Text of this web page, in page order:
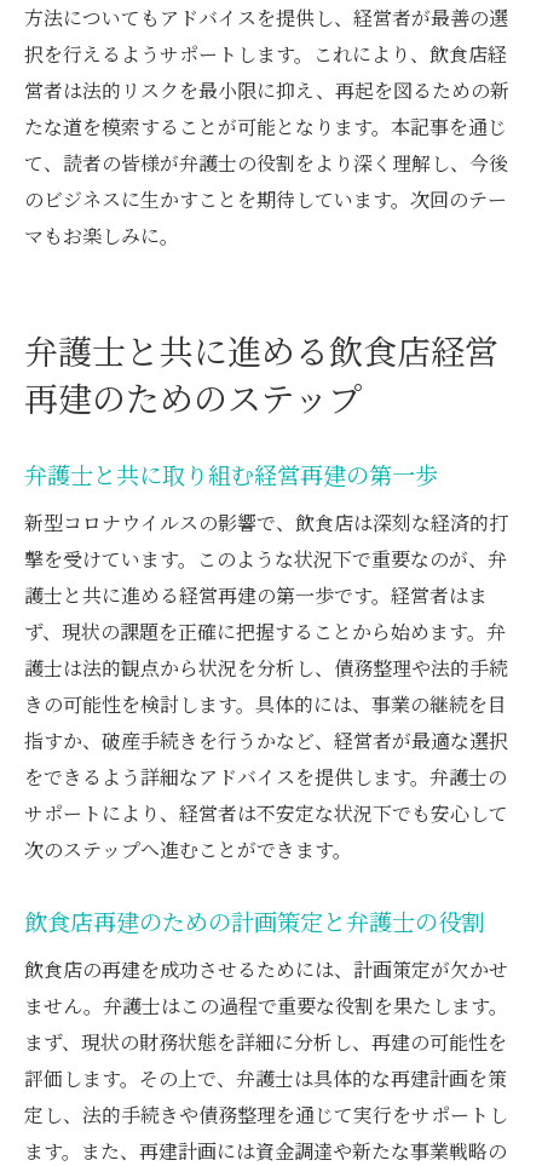
方法についてもアドバイスを提供し、経営者が最善の選
択を行えるようサポートします。これにより、飲食店経
営者は法的リスクを最小限に抑え、再起を図るための新
たな道を模索することが可能となります。本記事を通じ
て、読者の皆様が弁護士の役割をより深く理解し、今後
のビジネスに生かすことを期待しています。次回のテー
マもお楽しみに。
弁護士と共に進める飲食店経営
再建のためのステップ
弁護士と共に取り組む経営再建の第一歩
新型コロナウイルスの影響で、飲食店は深刻な経済的打
撃を受けています。このような状況下で重要なのが、弁
護士と共に進める経営再建の第一歩です。経営者はま
ず、現状の課題を正確に把握することから始めます。弁
護士は法的観点から状況を分析し、債務整理や法的手続
きの可能性を検討します。具体的には、事業の継続を目
指すか、破産手続きを行うかなど、経営者が最適な選択
をできるよう詳細なアドバイスを提供します。弁護士の
サポートにより、経営者は不安定な状況下でも安心して
次のステップへ進むことができます。
飲食店再建のための計画策定と弁護士の役割
飲食店の再建を成功させるためには、計画策定が欠かせ
ません。弁護士はこの過程で重要な役割を果たします。
まず、現状の財務状態を詳細に分析し、再建の可能性を
評価します。その上で、弁護士は具体的な再建計画を策
定し、法的手続きや債務整理を通じて実行をサポートし
ます。また、再建計画には資金調達や新たな事業戦略の